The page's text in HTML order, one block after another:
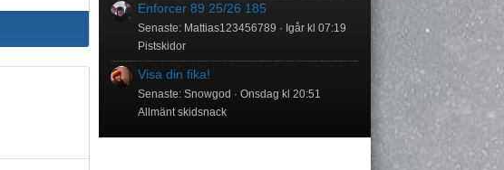
Enforcer 89 25/26 185
Senaste: Mattias123456789
Igår kl 07:19
Pistskidor
Visa din fika!
Senaste: Snowgod
Onsdag kl 20:51
Allmänt skidsnack